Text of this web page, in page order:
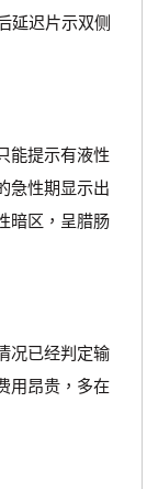
延迟片示双侧
提示有液性
急性期显示出
暗区，呈腊肠
已经判定输
用昂贵，多在